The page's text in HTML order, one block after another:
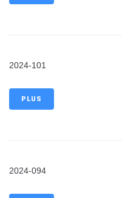
2024-101
PLUS
2024-094